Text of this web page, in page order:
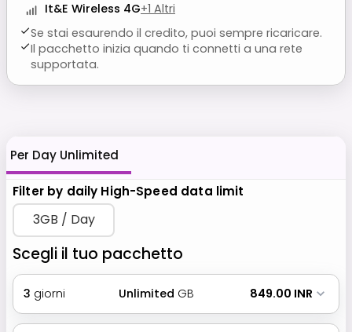
It&E Wireless 4G+1 Altri
Se stai esaurendo il credito, puoi sempre ricaricare.
Il pacchetto inizia quando ti connetti a una rete
supportata.
Per Day Unlimited
Filter by daily High-Speed data limit
3GB / Day
Scegli il tuo pacchetto
3 giorni Unlimited GB ₹ 849.00 INR